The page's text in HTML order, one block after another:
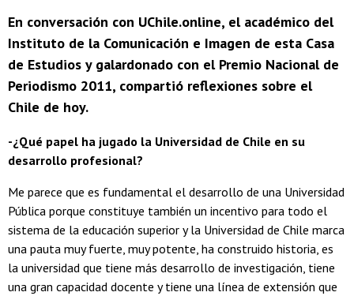
En conversación con UChile.online, el académico del
Instituto de la Comunicación e Imagen de esta Casa
de Estudios y galardonado con el Premio Nacional de
Periodismo 2011, compartió reflexiones sobre el
Chile de hoy.
-¿Qué papel ha jugado la Universidad de Chile en su
desarrollo profesional?
Me parece que es fundamental el desarrollo de una Universidad
Pública porque constituye también un incentivo para todo el
sistema de la educación superior y la Universidad de Chile marca
una pauta muy fuerte, muy potente, ha construido historia, es
la universidad que tiene más desarrollo de investigación, tiene
una gran capacidad docente y tiene una línea de extensión que